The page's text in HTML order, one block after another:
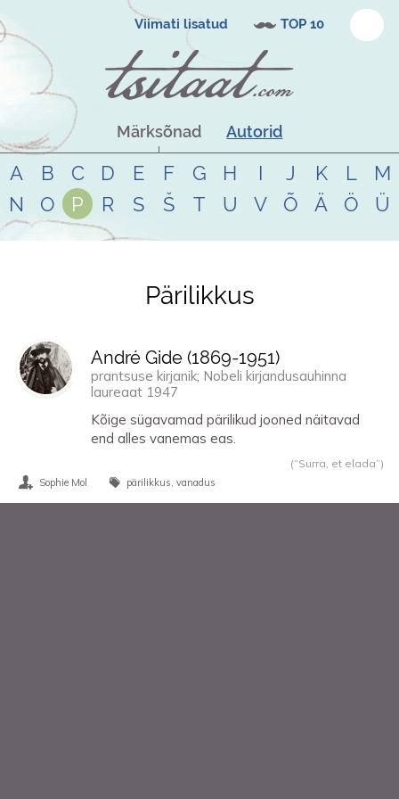
Viimati lisatud TOP 10
Märksõnad Autorid
A B C D E F G H I J K L
M
N
O P R S Š T U V Õ Ä Ö Ü
Tsitaadid teemalpärilikkus
Pärilikkus
André Gide (1869-1951)
prantsuse kirjanik; Nobeli kirjandusauhinna
laureaat 1947
Kõige sügavamad pärilikud jooned näitavad
end alles vanemas eas.
(“Surra, et elada”)
Sophie Mol pärilikkus vanadus